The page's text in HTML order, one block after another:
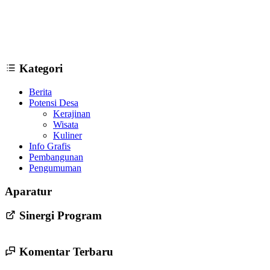
2022-2028 24 Mei 2022
Kategori
Berita
Potensi Desa
Kerajinan
Wisata
Kuliner
Info Grafis
Pembangunan
Pengumuman
Aparatur
Sinergi Program
Komentar Terbaru